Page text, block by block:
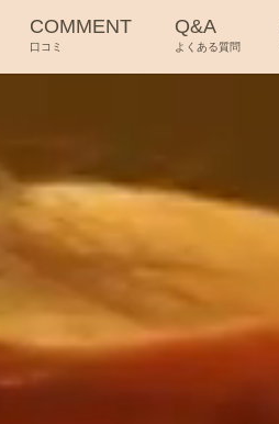
COMMENT
口コミ
Q&A
よくある質問